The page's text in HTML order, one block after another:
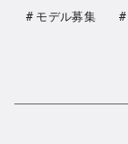
モデル募集